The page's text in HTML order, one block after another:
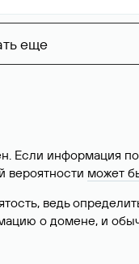
еще
Если информация
вероятности может
ведь
о домене, и